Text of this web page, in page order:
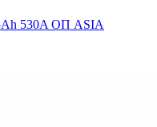
530A ОП ASIA